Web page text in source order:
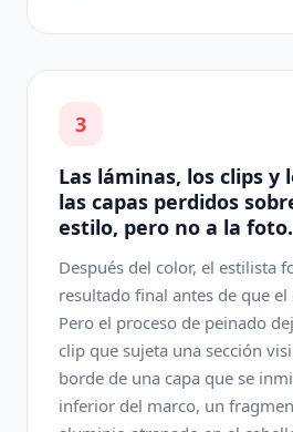
3
Las láminas, los clips y
las capas perdidos
estilo, pero no a la foto.
Después del color, el estilista
resultado final antes de que el
Pero el proceso de peinado
clip que sujeta una sección
borde de una capa que se
inferior del marco, un